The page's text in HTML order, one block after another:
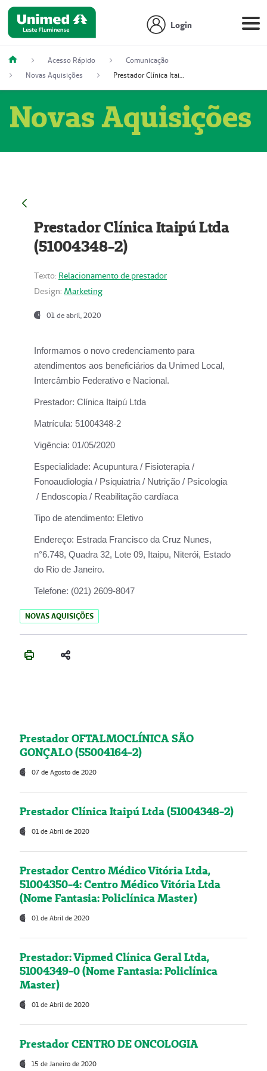
Login
Acesso Rápido
Comunicação
Novas Aquisições
Prestador Clínica Itaipú Ltda (51004348-2)
Novas Aquisições
Prestador Clínica Itaipú Ltda
(51004348-2)
Texto: Relacionamento de prestador
Design: Marketing
01 de abril, 2020
Informamos o novo credenciamento para
atendimentos aos beneficiários da Unimed Local,
Intercâmbio Federativo e Nacional.
Prestador: Clínica Itaipú Ltda
Matrícula: 51004348-2
Vigência: 01/05/2020
Especialidade: Acupuntura / Fisioterapia /
Fonoaudiologia / Psiquiatria / Nutrição / Psicologia
/ Endoscopia / Reabilitação cardíaca
Tipo de atendimento: Eletivo
Endereço: Estrada Francisco da Cruz Nunes,
n°6.748, Quadra 32, Lote 09, Itaipu, Niterói, Estado
do Rio de Janeiro.
Telefone: (021) 2609-8047
NOVAS AQUISIÇÕES
Prestador OFTALMOCLÍNICA SÃO
GONÇALO (55004164-2)
07 de Agosto de 2020
Prestador Clínica Itaipú Ltda (51004348-2)
01 de Abril de 2020
Prestador Centro Médico Vitória Ltda,
51004350-4: Centro Médico Vitória Ltda
(Nome Fantasia: Policlínica Master)
01 de Abril de 2020
Prestador: Vipmed Clínica Geral Ltda,
51004349-0 (Nome Fantasia: Policlínica
Master)
01 de Abril de 2020
Prestador CENTRO DE ONCOLOGIA
15 de Janeiro de 2020